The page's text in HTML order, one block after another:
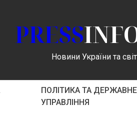
PRESS
Новини України та
ПОЛІТИКА ТА ДЕРЖАВНЕ
УПРАВЛІННЯ